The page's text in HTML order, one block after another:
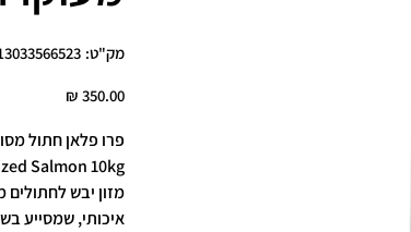
מק"ט:
מחיר ‏350.00 ‏₪
פרו פלאן חתול מסורס/
Salmon 10kg
מזון יבש
איכותי, שמסייע